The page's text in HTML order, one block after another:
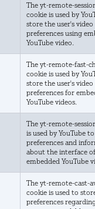
The yt-remote-
cookie is used by
store the user's video
preferences using
YouTube video.
The yt-remote-fast-
cookie is used by
store the user's video
preferences for
YouTube videos.
The yt-remote-
is used by YouTube
preferences and
about the interface
embedded YouTube
The yt-remote-cast-
cookie is used to
preferences